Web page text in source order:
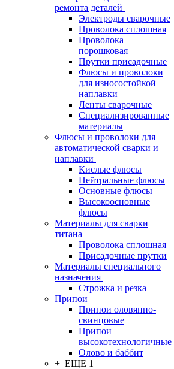
ремонта деталей
Электроды сварочные
Проволока сплошная
Проволока
порошковая
Прутки присадочные
Флюсы и проволоки
для износостойкой
наплавки
Ленты сварочные
Специализированные
материалы
Флюсы и проволоки для
автоматической сварки и
наплавки
Кислые флюсы
Нейтральные флюсы
Основные флюсы
Высокоосновные
флюсы
Материалы для сварки
титана
Проволока сплошная
Присадочные прутки
Материалы специального
назначения
Строжка и резка
Припои
Припои оловянно-
свинцовые
Припои
высокотехнологичные
Олово и баббит
+ ЕЩЕ 1